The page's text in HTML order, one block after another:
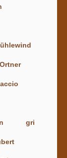
gri